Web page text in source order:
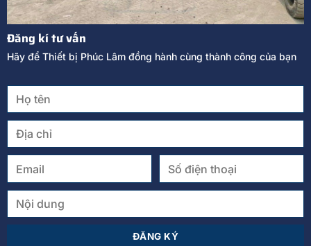
Đăng kí tư vấn
Hãy để Thiết bị Phúc Lâm đồng hành cùng thành công của bạn